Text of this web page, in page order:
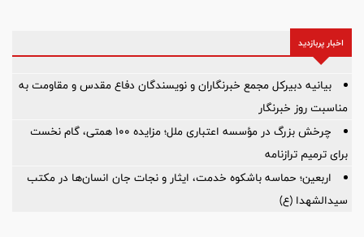
اخبار پربازدید
بیانیه دبیرکل مجمع خبرنگاران و نویسندگان دفاع مقدس و مقاومت به
مناسبت روز خبرنگار
چرخش بزرگ در مؤسسه اعتباری ملل؛ مزایده ۱۰۰ همتی، گام نخست
برای ترمیم ترازنامه
اربعین؛ حماسه باشکوه خدمت، ایثار و نجات جان انسان‌ها در مکتب
سیدالشهدا (ع)